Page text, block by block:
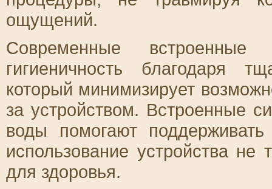
ощущений.
Современные
гигиеничность благодаря
который минимизирует
за устройством. Встроенные
воды помогают
использование устройства
для здоровья.